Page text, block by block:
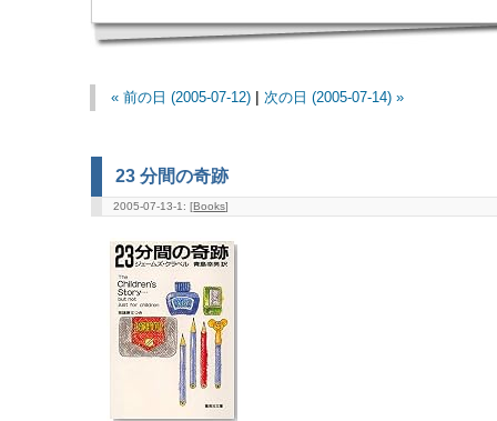
« 前の日 (2005-07-12)| 次の日 (2005-07-14) »
23 分間の奇跡
2005-07-13-1: [Books]